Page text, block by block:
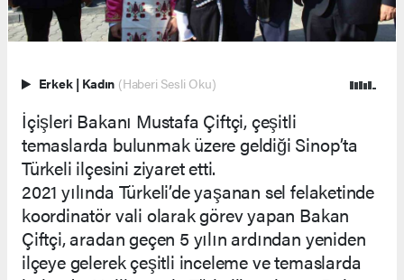
Erkek | Kadın (Haberi Sesli Oku)
İçişleri Bakanı Mustafa Çiftçi, çeşitli
temaslarda bulunmak üzere geldiği Sinop’ta
Türkeli ilçesini ziyaret etti.
2021 yılında Türkeli’de yaşanan sel felaketinde
koordinatör vali olarak görev yapan Bakan
Çiftçi, aradan geçen 5 yılın ardından yeniden
ilçeye gelerek çeşitli inceleme ve temaslarda